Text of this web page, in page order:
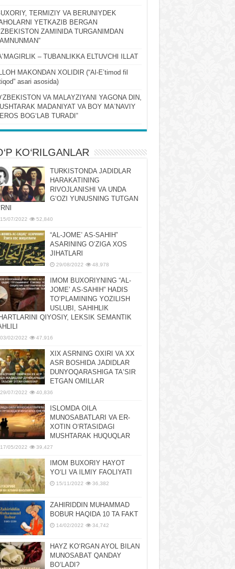
TERMIZIY VA BERUNIYDEK
YETKAZIB BERGAN
ZAMINIDA TURGANIMDAN
– TUBANLIKKA ELTUVCHI ILLAT
MAKONDAN XOLIDIR (“Al-Eʼtimod fil
asari asosida)
VA MALAYZIYANI YAGONA DIN,
MADANIYAT VA BOY MAʼNAVIY
BOGʻLAB TURADI”
KO‘RILGANLAR
TURKISTONDA JADIDLAR
HARAKATINING
RIVOJLANISHI VA UNDA
GʻOZI YUNUSNING TUTGAN
15/07/2022 52,840
“AL-JOMEʼ AS-SAHIH”
ASARINING OʻZIGA XOS
JIHATLARI
29/08/2022 48,978
IMOM BUXORIYNING “AL-
JOMEʼ AS-SAHIH” HADIS
TOʻPLAMINING YOZILISH
USLUBI, SAHIHLIK
QIYOSIY, LЕKSIK SЕMANTIK
03/02/2022 47,916
XIX ASRNING OXIRI VA XX
ASR BOSHIDA JADIDLAR
DUNYOQARASHIGA TAʼSIR
ETGAN OMILLAR
29/07/2022 40,836
ISLOMDA OILA
MUNOSABATLARI VA ER-
XOTIN OʻRTASIDAGI
MUSHTARAK HUQUQLAR
17/05/2022 39,427
IMOM BUXORIY HAYOT
YOʻLI VA ILMIY FAOLIYATI
15/11/2022 36,382
ZAHIRIDDIN MUHAMMAD
BOBUR HAQIDA 10 TA FAKT
14/02/2022 34,742
HAYZ KOʻRGAN AYOL BILAN
MUNOSABAT QANDAY
BOʻLADI?